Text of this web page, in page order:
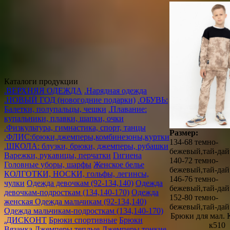
Каталоги продукции
.ВЕРХНЯЯ ОДЕЖДА .Нарядная одежда
.НОВЫЙ ГОД (новогодние подарки) .ОБУВЬ:
Балетки, полупальцы, чешки .Плавание:
купальники, плавки, шапки, очки
.Физкультура, гимнастика, спорт, танцы
.ФЛИС:брюки,джемперы,комбинезоны,куртки
.ШКОЛА: блузки, брюки, джемперы, рубашки
Варежки, рукавицы, перчатки Гигиена
Головные уборы, шарфы Женское белье
КОЛГОТКИ, НОСКИ, гольфы, легинсы,
чулки Одежда девочкам (92-134,140) Одежда
девочкам-подросткам (134,140-170) Одежда
женская Одежда мальчикам (92-134,140)
Одежда мальчикам-подросткам (134,140-170)
.ДИСКОНТ Брюки спортивные Брюки
Размер:
134-68 темно-
бежевый,тай-дай
140-72 темно-
бежевый,тай-дай
146-76 темно-
бежевый,тай-дай
152-80 темно-
бежевый,тай-дай
Брюки для мал.
к510